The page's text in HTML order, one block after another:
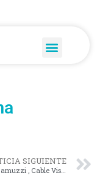
SIGUIENTE
019/01 Gamuzzi , Cable Vision…